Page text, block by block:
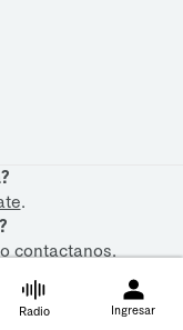
.
contactanos.
Radio Ingresar